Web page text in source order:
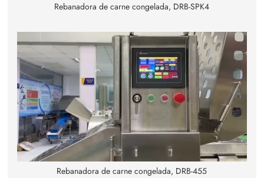
Rebanadora de carne congelada, DRB-SPK4
Rebanadora de carne congelada, DRB-455